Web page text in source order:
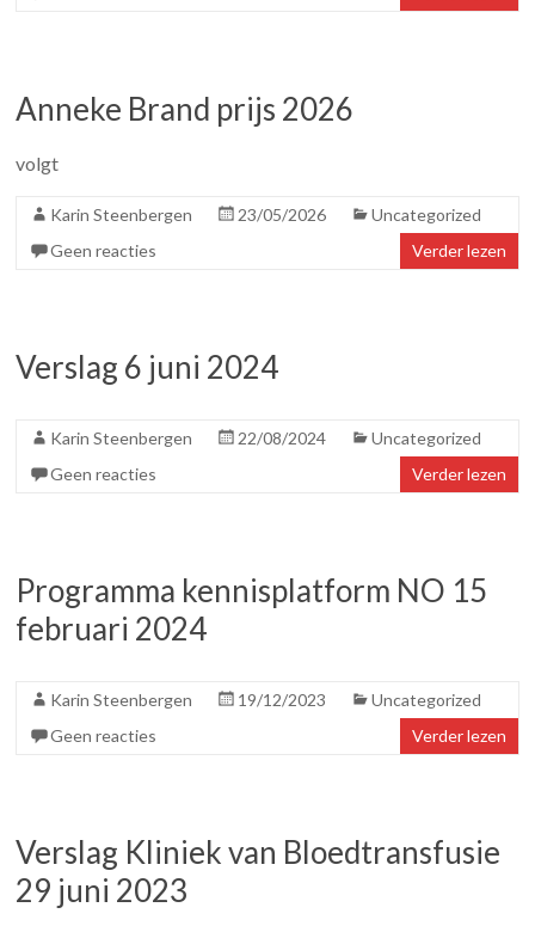
Anneke Brand prijs 2026
volgt
Karin Steenbergen 23/05/2026
Uncategorized
Geen reacties
Verder lezen
Verslag 6 juni 2024
Karin Steenbergen 22/08/2024
Uncategorized
Geen reacties
Verder lezen
Programma kennisplatform NO 15
februari 2024
Karin Steenbergen 19/12/2023
Uncategorized
Geen reacties
Verder lezen
Verslag Kliniek van Bloedtransfusie
29 juni 2023